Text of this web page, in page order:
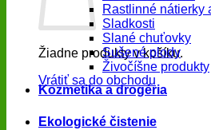
Žiadne produkty v košíku.
Vrátiť sa do obchodu
Rastlinné nátierky
Sladkosti
Slané chuťovky
Sušené plody
Živočíšne produkty
Kozmetika a drogéria
Ekologické čistenie